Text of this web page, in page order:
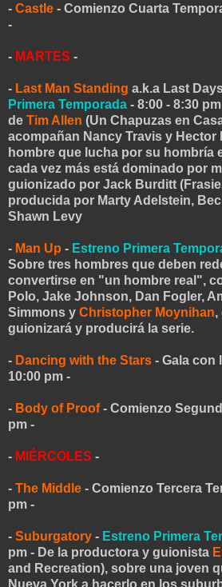
- Castle - Comienzo Cuarta
-
- MARTES -
- Last Man Standing a.k.a Last
Primera Temporada - 8:00 - 8:30
de Tim Allen (Un Chapuzas en
acompañan Nancy Travis y Hector
hombre que lucha por su hombría
cada vez más está dominado por
guionizado por Jack Burditt
producida por Marty Adelstein,
Shawn Levy
- Man Up - Estreno Primera
Sobre tres hombres que deben
convertirse en "un hombre real",
Polo, Jake Johnson, Dan Fogler,
Simmons y Christopher Moynihan,
guionizará y producirá la serie.
- Dancing with the Stars - Gala con
10:00 pm -
- Body of Proof- Comienzo
pm -
- MIÉRCOLES -
- The Middle - Comienzo Tercera
pm -
- Suburgatory - Estreno Primera
pm - De la productora y guionista
and Recreation), sobre una joven
Nueva York a hacerlo en los